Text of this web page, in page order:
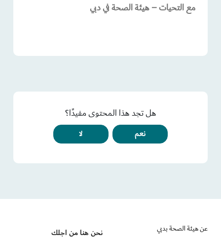
مع التحيات – هيئة الصحة في دبي
هل تجد هذا المحتوى مفيدًا؟
نعم لا
عن هيئة الصحة بدبي
نحن هنا من اجلك